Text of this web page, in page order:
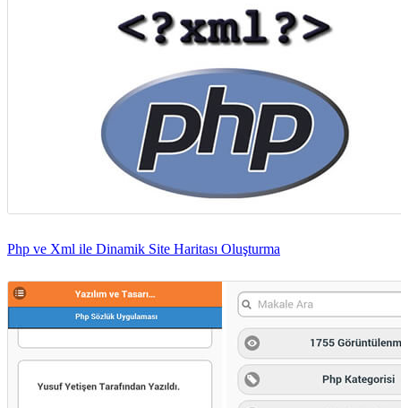
Php ve Xml ile Dinamik Site Haritası Oluşturma